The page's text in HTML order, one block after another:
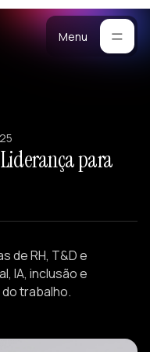
Menu
para
de RH, T&D e
IA, inclusão e
trabalho.